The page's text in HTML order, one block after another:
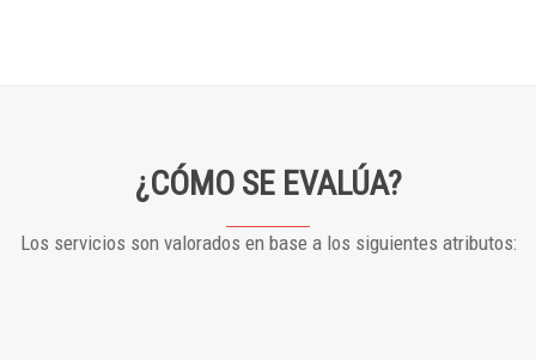
¿CÓMO SE EVALÚA?
Los servicios son valorados en base a los siguientes atributos: